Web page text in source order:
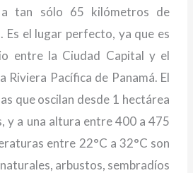
a tan sólo 65 kilómetros de
Es el lugar perfecto, ya que es
entre la Ciudad Capital y el
Riviera Pacífica de Panamá. El
que oscilan desde 1 hectárea
y a una altura entre 400 a 475
entre 22°C a 32°C son
arbustos, sembradíos